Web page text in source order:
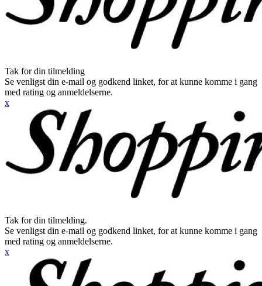
Tak for din tilmelding
Se venligst din e-mail og godkend linket, for at kunne komme i gang
med rating og anmeldelserne.
x
Tak for din tilmelding.
Se venligst din e-mail og godkend linket, for at kunne komme i gang
med rating og anmeldelserne.
x